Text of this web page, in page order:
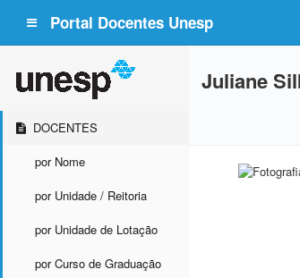
Portal Docentes Unesp
DOCENTES
por Nome
por Unidade / Reitoria
por Unidade de Lotação
por Curso de Graduação
Juliane